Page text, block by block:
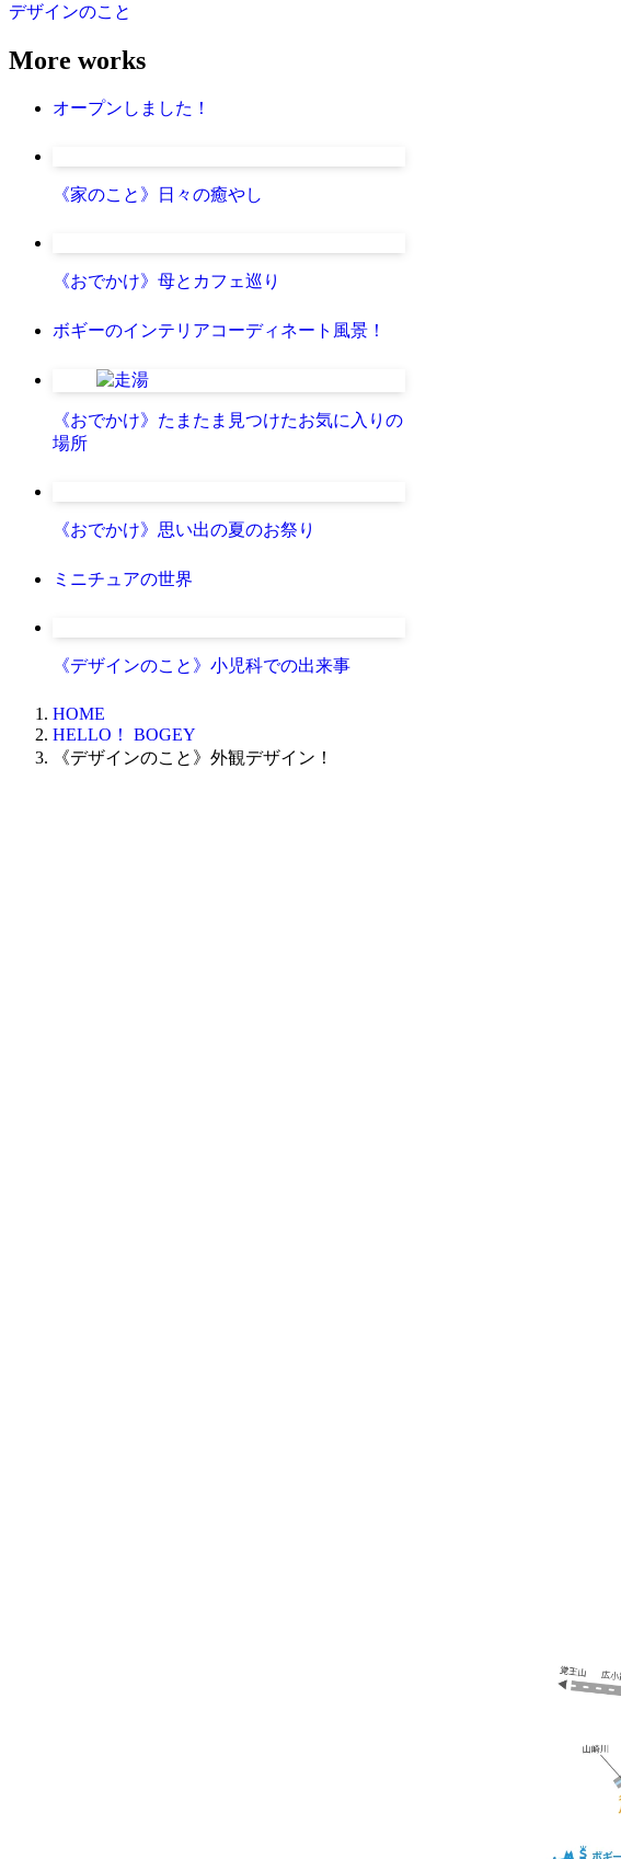
デザインのこと
More works
オープンしました！
《家のこと》日々の癒やし
《おでかけ》母とカフェ巡り
ボギーのインテリアコーディネート風景！
《おでかけ》たまたま見つけたお気に入りの
場所
《おでかけ》思い出の夏のお祭り
ミニチュアの世界
《デザインのこと》小児科での出来事
HOME
HELLO！ BOGEY
《デザインのこと》外観デザイン！